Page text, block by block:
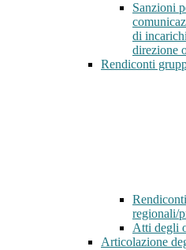
Sanzioni
di
direzione
Rendiconti
regionali/
Atti degli
Articolazione